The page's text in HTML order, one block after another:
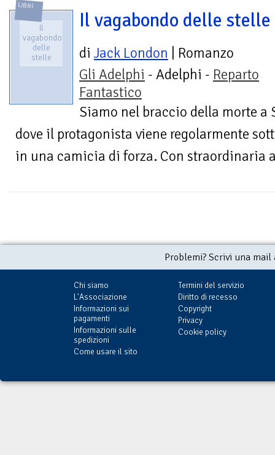
LIBRI
Il
vagabondo
delle
stelle
Il vagabondo delle stelle
di Jack London | Romanzo
Gli Adelphi - Adelphi - Reparto
Fantastico
Siamo nel braccio della morte
dove il protagonista viene regolarmente
in una camicia di forza. Con straordinaria
Problemi? Scrivi una
Chi siamo
L'Associazione
Informazioni sui
pagamenti
Informazioni sulle
spedizioni
Come usare il sito
Termini del servizio
Diritto di recesso
Copyright
Privacy
Cookie policy